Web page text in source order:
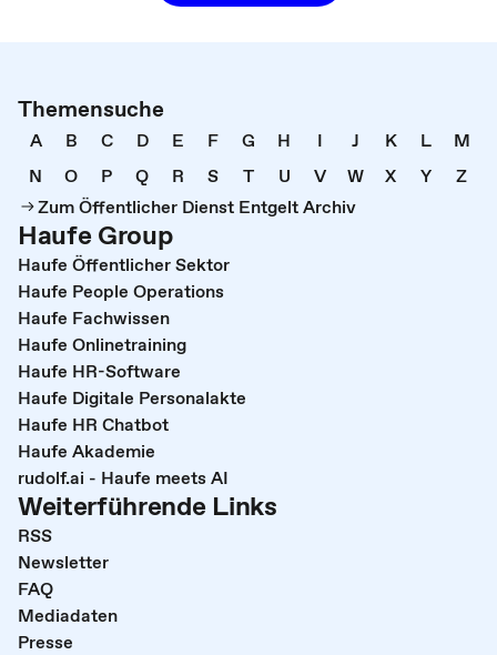
Themensuche
A B C D E F G H I J K L
M
N
O P Q R S T U V W X Y
Z
Zum Öffentlicher Dienst Entgelt Archiv
Haufe Group
Haufe Öffentlicher Sektor
Haufe People Operations
Haufe Fachwissen
Haufe Onlinetraining
Haufe HR-Software
Haufe Digitale Personalakte
Haufe HR Chatbot
Haufe Akademie
rudolf.ai - Haufe meets AI
Weiterführende Links
RSS
Newsletter
FAQ
Mediadaten
Presse